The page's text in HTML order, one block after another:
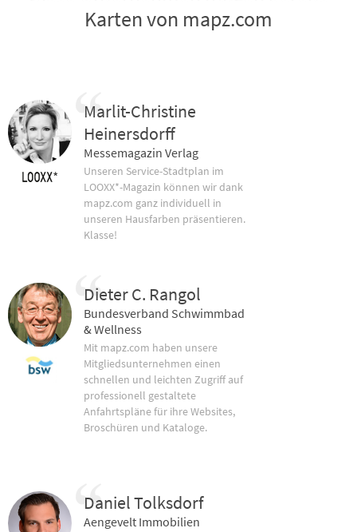
Karten von mapz.com
Marlit-Christine
Heinersdorff
Messemagazin Verlag
Unseren Service-Stadtplan im
LOOXX*-Magazin können wir dank
mapz.com ganz individuell in
unseren Hausfarben präsentieren.
Klasse!
Dieter C. Rangol
Bundesverband Schwimmbad
& Wellness
Mit mapz.com haben unsere
Mitgliedsunternehmen einen
schnellen und leichten Zugriff auf
professionell gestaltete
Anfahrtspläne für ihre Websites,
Broschüren und Kataloge.
Daniel Tolksdorf
Aengevelt Immobilien